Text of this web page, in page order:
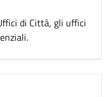
di Città, gli uffici